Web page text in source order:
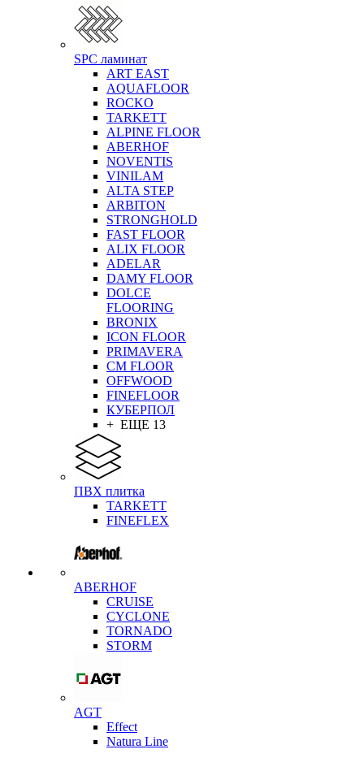
SPC ламинат
ART EAST
AQUAFLOOR
ROCKO
TARKETT
ALPINE FLOOR
ABERHOF
NOVENTIS
VINILAM
ALTA STEP
ARBITON
STRONGHOLD
FAST FLOOR
ALIX FLOOR
ADELAR
DAMY FLOOR
DOLCE
FLOORING
BRONIX
ICON FLOOR
PRIMAVERA
CM FLOOR
OFFWOOD
FINEFLOOR
КУБЕРПОЛ
+ ЕЩЕ 13
ПВХ плитка
TARKETT
FINEFLEX
ABERHOF
CRUISE
CYCLONE
TORNADO
STORM
AGT
Effect
Natura Line